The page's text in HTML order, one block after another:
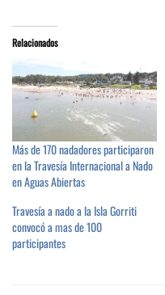
Relacionados
Más de 170 nadadores participaron
en la Travesía Internacional a Nado
en Aguas Abiertas
Travesía a nado a la Isla Gorriti
convocó a mas de 100
participantes